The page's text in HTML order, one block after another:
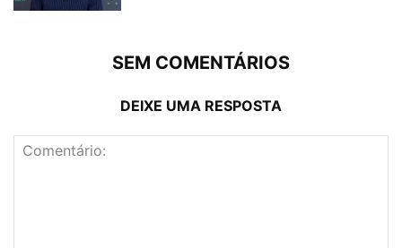
SEM COMENTÁRIOS
DEIXE UMA RESPOSTA